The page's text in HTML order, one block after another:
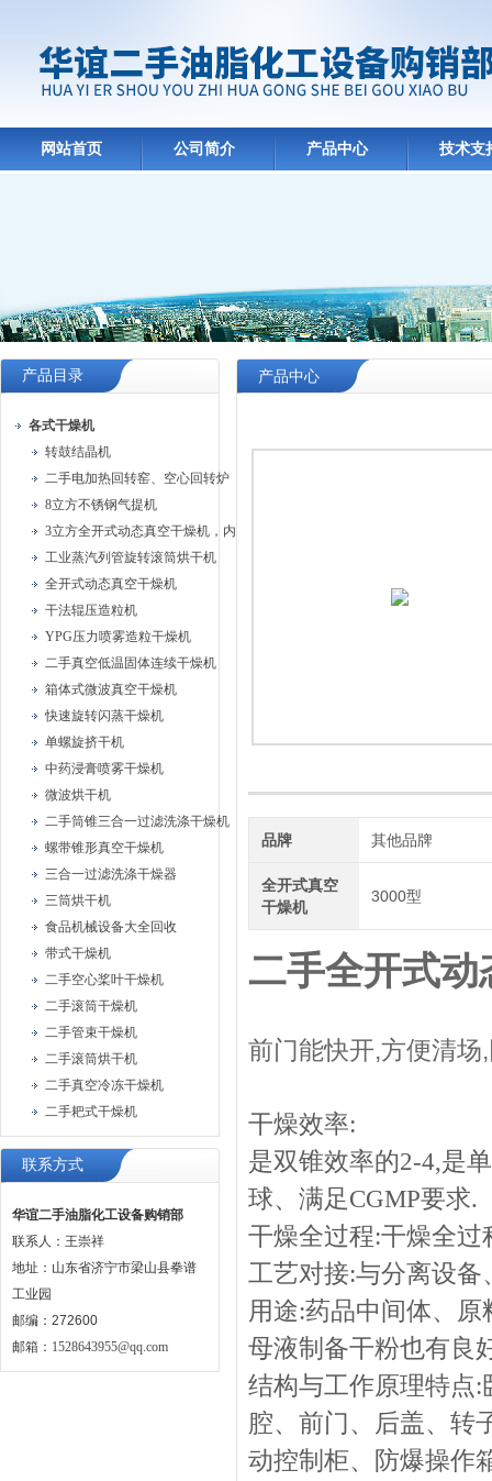
网站首页 公司简介 产品中心 技术支
产品目录
各式干燥机
转鼓结晶机
二手电加热回转窑、空心回转炉
8立方不锈钢气提机
3立方全开式动态真空干燥机，内部耙式搅拌
工业蒸汽列管旋转滚筒烘干机
全开式动态真空干燥机
干法辊压造粒机
YPG压力喷雾造粒干燥机
二手真空低温固体连续干燥机
箱体式微波真空干燥机
快速旋转闪蒸干燥机
单螺旋挤干机
中药浸膏喷雾干燥机
微波烘干机
二手筒锥三合一过滤洗涤干燥机
螺带锥形真空干燥机
三合一过滤洗涤干燥器
三筒烘干机
食品机械设备大全回收
带式干燥机
二手空心桨叶干燥机
二手滚筒干燥机
二手管束干燥机
二手滚筒烘干机
二手真空冷冻干燥机
二手耙式干燥机
联系方式
华谊二手油脂化工设备购销部
联系人：王崇祥
地址：山东省济宁市梁山县拳谱
工业园
邮编：272600
邮箱： 1528643955@qq.com
产品中心
品牌 其他品牌
全开式真空
干燥机
3000型
二手全开式动
前门能快开,方便清
干燥效率:
是双锥效率的2-4,是
球、满足CGMP要求.
干燥全过程:干燥全过
工艺对接:与分离设
用途:药品中间体、
母液制备干粉也有良
结构与工作原理特点
腔、前门、后盖、转
动控制柜、防爆操作